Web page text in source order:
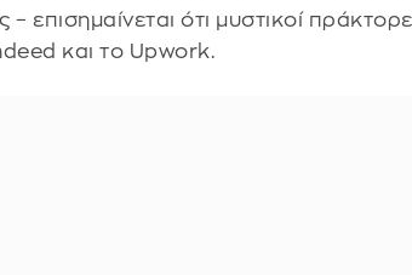
επισημαίνεται ότι μυστικοί
και το Upwork.